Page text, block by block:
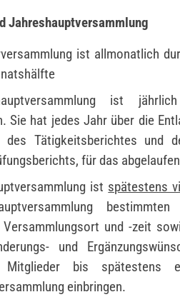
Jahreshauptversammlung
ist allmonatlich
ist
Sie hat jedes Jahr über die
des Tätigkeitsberichtes und
für das
ist spätestens
Versammlungsort und -zeit
und
Mitglieder bis spätestens
einbringen.